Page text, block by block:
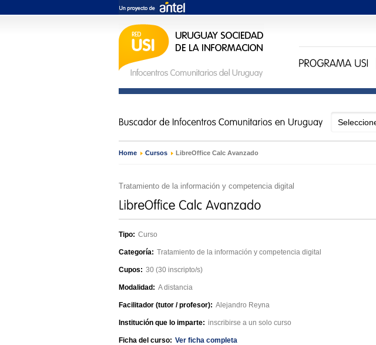
Home › Cursos › LibreOffice Calc Avanzado
Tratamiento de la información y competencia digital
Tipo: Curso
Categoría: Tratamiento de la información y competencia digital
Cupos: 30 (30 inscripto/s)
Modalidad: A distancia
Facilitador (tutor / profesor): Alejandro Reyna
Institución que lo imparte: inscribirse a un solo curso
Ficha del curso: Ver ficha completa